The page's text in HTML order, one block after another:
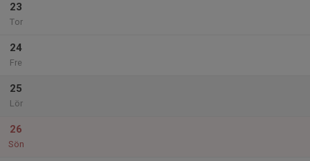
23
Tor
24
Fre
25
Lör
26
Sön